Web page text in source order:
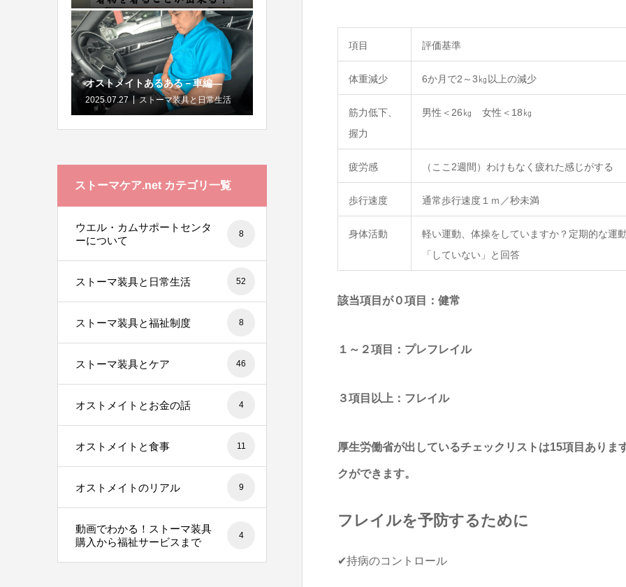
項目 評価基準
体重減少 6か月で2～3㎏以上の減少
筋力低下、
握力
男性＜26㎏ 女性＜18㎏
疲労感 （ここ2週間）わけもなく疲れた感じがする
歩行速度 通常歩行速度１ｍ／秒未満
身体活動
軽い運動、体操をしていますか？定期的な運
「していない」と回答
該当項目が０項目：健常
１～２項目：プレフレイル
３項目以上：フレイル
厚生労働省が出しているチェックリストは15項目あり
クができます。
フレイルを予防するために
✔持病のコントロール
オストメイトあるある－車編―
2025.07.27 ストーマ装具と日常生活
ストーマケア.net カテゴリ一覧
ウエル・カムサポートセンタ
ーについて
8
ストーマ装具と日常生活 52
ストーマ装具と福祉制度 8
ストーマ装具とケア 46
オストメイトとお金の話 4
オストメイトと食事 11
オストメイトのリアル 9
動画でわかる！ストーマ装具
購入から福祉サービスまで
4